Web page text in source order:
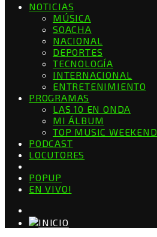
NOTICIAS
MÚSICA
SOACHA
NACIONAL
DEPORTES
TECNOLOGÍA
INTERNACIONAL
ENTRETENIMIENTO
PROGRAMAS
LAS 10 EN ONDA
MI ÁLBUM
TOP MUSIC WEEKEND
PODCAST
LOCUTORES
POPUP
EN VIVO!